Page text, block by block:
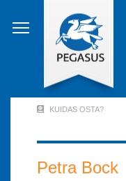
edasi
põhisisu
Account
Menu
KUIDAS OSTA?
Petra Bock